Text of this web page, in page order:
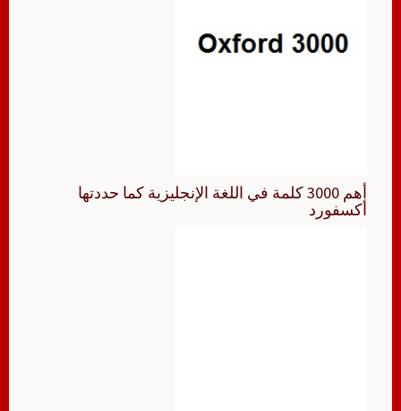
أهم 3000 كلمة في اللغة الإنجليزية كما حددتها
أكسفورد